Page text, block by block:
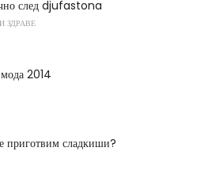
след djufastona
ЗДРАВЕ
2014
приготвим сладкиши?